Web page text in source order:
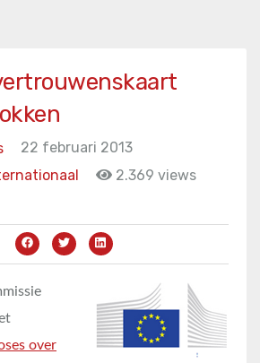
22 februari 2013
2.369 views
over